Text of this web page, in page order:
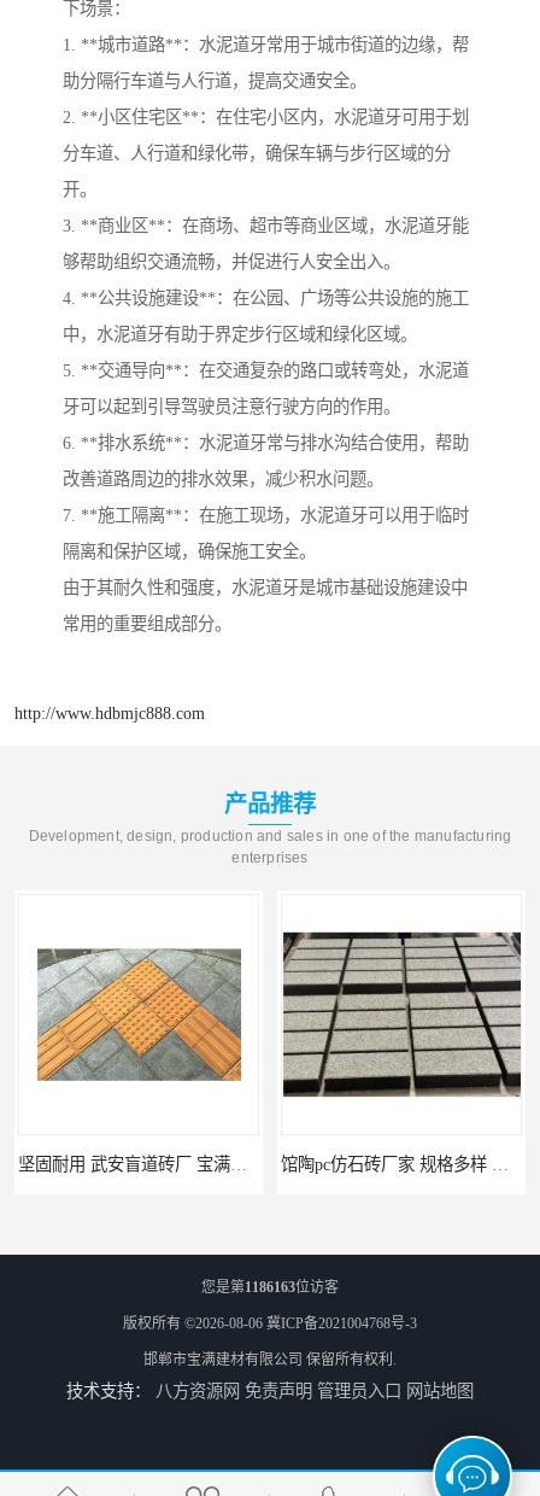
下场景：
1. **城市道路**：水泥道牙常用于城市街道的边缘，帮
助分隔行车道与人行道，提高交通安全。
2. **小区住宅区**：在住宅小区内，水泥道牙可用于划
分车道、人行道和绿化带，确保车辆与步行区域的分
开。
3. **商业区**：在商场、超市等商业区域，水泥道牙能
够帮助组织交通流畅，并促进行人安全出入。
4. **公共设施建设**：在公园、广场等公共设施的施工
中，水泥道牙有助于界定步行区域和绿化区域。
5. **交通导向**：在交通复杂的路口或转弯处，水泥道
牙可以起到引导驾驶员注意行驶方向的作用。
6. **排水系统**：水泥道牙常与排水沟结合使用，帮助
改善道路周边的排水效果，减少积水问题。
7. **施工隔离**：在施工现场，水泥道牙可以用于临时
隔离和保护区域，确保施工安全。
由于其耐久性和强度，水泥道牙是城市基础设施建设中
常用的重要组成部分。
http://www.hdbmjc888.com
产品推荐
Development, design, production and sales in one of the manufacturing
enterprises
坚固耐用 武安盲道砖厂 宝满建材 馆陶pc仿石砖厂家 规格多样 宝满建材
莘县仿石砖厂家 可定制 宝满建材 上党仿石砖厂家 坚固耐用 宝满建材
您是第1186163位访客
版权所有 ©2026-08-06 冀ICP备2021004768号-3
邯郸市宝满建材有限公司 保留所有权利.
技术支持： 八方资源网 免责声明 管理员入口 网站地图